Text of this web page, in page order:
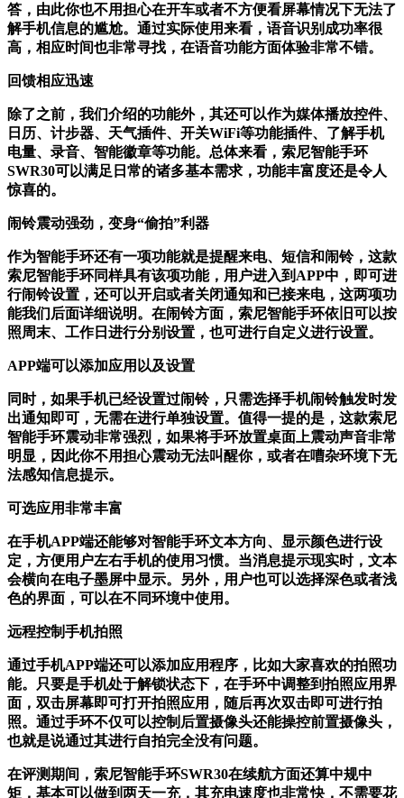
答，由此你也不用担心在开车或者不方便看屏幕情况下无法了
解手机信息的尴尬。通过实际使用来看，语音识别成功率很
高，相应时间也非常寻找，在语音功能方面体验非常不错。
回馈相应迅速
除了之前，我们介绍的功能外，其还可以作为媒体播放控件、
日历、计步器、天气插件、开关WiFi等功能插件、了解手机
电量、录音、智能徽章等功能。总体来看，索尼智能手环
SWR30可以满足日常的诸多基本需求，功能丰富度还是令人
惊喜的。
闹铃震动强劲，变身“偷拍”利器
作为智能手环还有一项功能就是提醒来电、短信和闹铃，这款
索尼智能手环同样具有该项功能，用户进入到APP中，即可进
行闹铃设置，还可以开启或者关闭通知和已接来电，这两项功
能我们后面详细说明。在闹铃方面，索尼智能手环依旧可以按
照周末、工作日进行分别设置，也可进行自定义进行设置。
APP端可以添加应用以及设置
同时，如果手机已经设置过闹铃，只需选择手机闹铃触发时发
出通知即可，无需在进行单独设置。值得一提的是，这款索尼
智能手环震动非常强烈，如果将手环放置桌面上震动声音非常
明显，因此你不用担心震动无法叫醒你，或者在嘈杂环境下无
法感知信息提示。
可选应用非常丰富
在手机APP端还能够对智能手环文本方向、显示颜色进行设
定，方便用户左右手机的使用习惯。当消息提示现实时，文本
会横向在电子墨屏中显示。另外，用户也可以选择深色或者浅
色的界面，可以在不同环境中使用。
远程控制手机拍照
通过手机APP端还可以添加应用程序，比如大家喜欢的拍照功
能。只要是手机处于解锁状态下，在手环中调整到拍照应用界
面，双击屏幕即可打开拍照应用，随后再次双击即可进行拍
照。通过手环不仅可以控制后置摄像头还能操控前置摄像头，
也就是说通过其进行自拍完全没有问题。
在评测期间，索尼智能手环SWR30在续航方面还算中规中
矩，基本可以做到两天一充，其充电速度也非常快，不需要花